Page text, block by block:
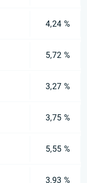
4,24 %
5,72 %
3,27 %
3,75 %
5,55 %
3,93 %